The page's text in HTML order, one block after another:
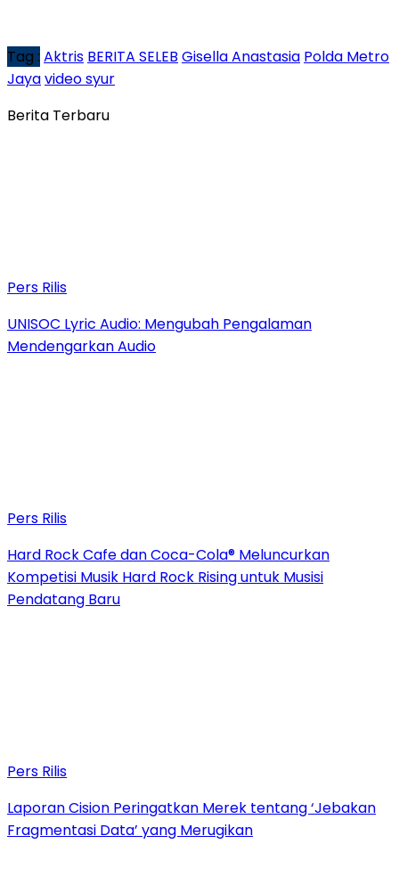
Tag : Aktris BERITA SELEB Gisella Anastasia Polda Metro
Jayavideo syur
Berita Terbaru
Pers Rilis
UNISOC Lyric Audio: Mengubah Pengalaman
Mendengarkan Audio
Pers Rilis
Hard Rock Cafe dan Coca-Cola® Meluncurkan
Kompetisi Musik Hard Rock Rising untuk Musisi
Pendatang Baru
Pers Rilis
Laporan Cision Peringatkan Merek tentang ‘Jebakan
Fragmentasi Data’ yang Merugikan